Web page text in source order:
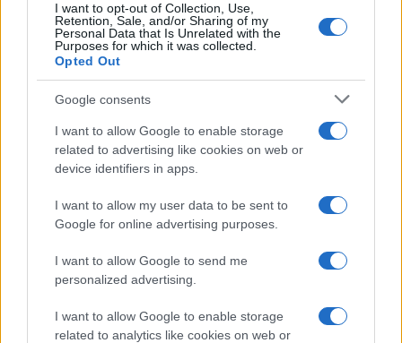
I want to opt-out of Collection, Use,
Retention, Sale, and/or Sharing of my
Personal Data that Is Unrelated with the
Purposes for which it was collected.
Opted Out
Google consents
I want to allow Google to enable storage
related to advertising like cookies on web or
device identifiers in apps.
I want to allow my user data to be sent to
Google for online advertising purposes.
I want to allow Google to send me
personalized advertising.
I want to allow Google to enable storage
related to analytics like cookies on web or
dell’amichevole del 5 agosto 2026
Ilaria Mauri · 5 Ago 2026
CALCIO